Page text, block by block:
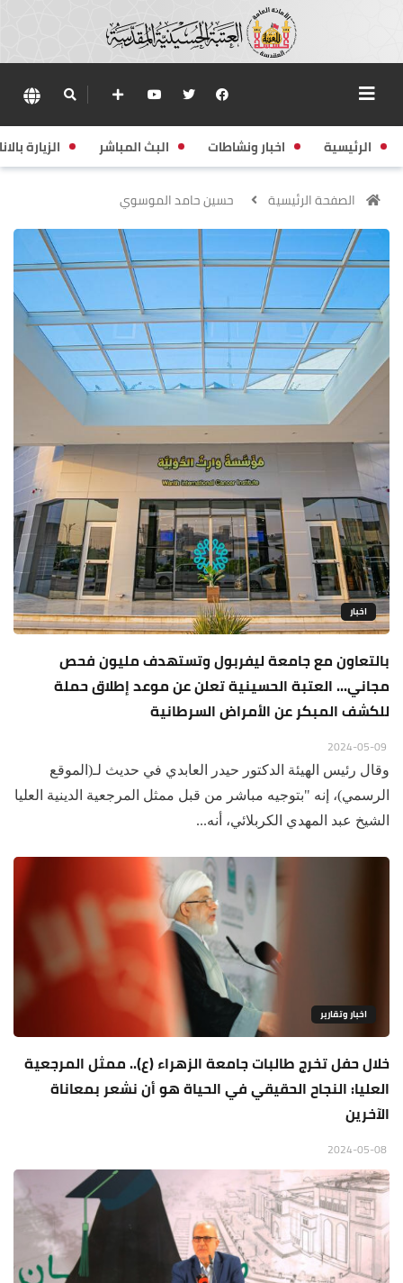
الرئيسية اخبار ونشاطات البث المباشر الزيارة
الصفحة الرئيسية حسين حامد الموسوي
اخبار
بالتعاون مع جامعة ليفربول وتستهدف مليون فحص
مجاني... العتبة الحسينية تعلن عن موعد إطلاق حملة
للكشف المبكر عن الأمراض السرطانية
وقال رئيس الهيئة الدكتور حيدر العابدي في حديث لـ(الموقع
الرسمي)، إنه "بتوجيه مباشر من قبل ممثل المرجعية الدينية العليا
الشيخ عبد المهدي الكربلائي، أنه...
اخبار وتقارير
خلال حفل تخرج طالبات جامعة الزهراء (ع).. ممثل المرجعية
العليا: النجاح الحقيقي في الحياة هو أن نشعر بمعاناة
الآخرين